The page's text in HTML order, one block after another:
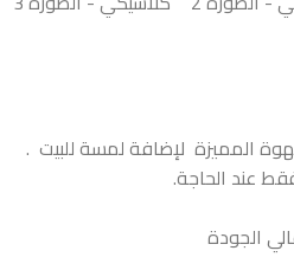
المميزة لإضافة لمسة للبيت .
عند الحاجة.
الجودة